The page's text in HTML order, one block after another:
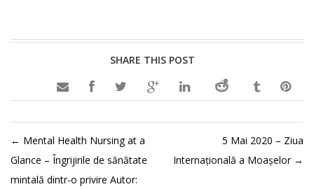
SHARE THIS POST

← Mental Health Nursing at a
Glance – Îngrijirile de sănătate
mintală dintr-o privire Autor:
5 Mai 2020 – Ziua
Internațională a Moașelor →